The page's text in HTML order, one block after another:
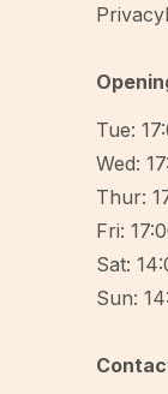
Tue:
Wed:
Thur:
Fri:
Sat:
Sun: